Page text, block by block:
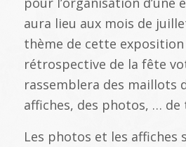
aura lieu aux mois de
thème de cette exposition
rétrospective de la fête
rassemblera des maillots
affiches, des photos, … de
Les photos et les affiches